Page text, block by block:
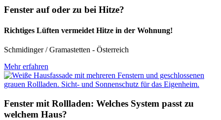
Fenster auf oder zu bei Hitze?
Richtiges Lüften vermeidet Hitze in der Wohnung!
Schmidinger / Gramastetten - Österreich
Mehr erfahren
Fenster mit Rollladen: Welches System passt zu
welchem Haus?